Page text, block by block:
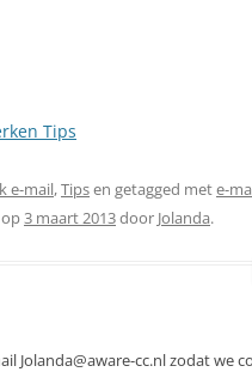
Tips
e-mail,Tipsen getagged mete-
op3 maart 2013door Jolanda.
Jolanda@aware-cc.nl zodat we